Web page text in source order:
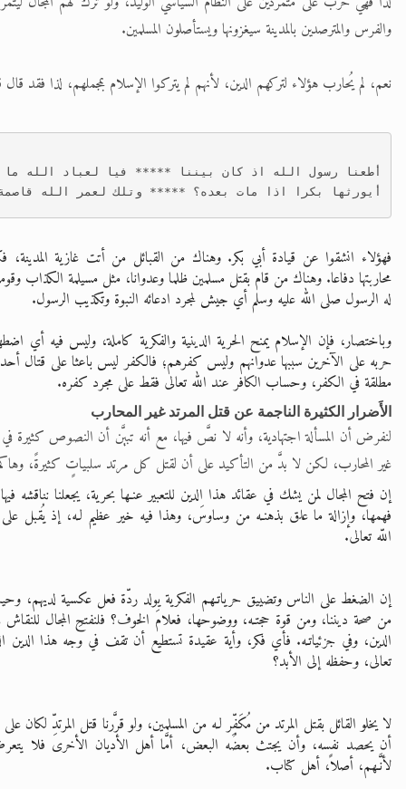
والفرس والمترصدين بالمدينة سيغزونها ويستأصلون المسلمين.
نعم، لم يُحارب هؤلاء لتركهم الدين، لأنهم لم يتركوا الإسلام بمجملهم، لذا فقد قال
أطعنا رسول الله اذ كان بيننا ***** فيا لعباد الله ما
أيورثها بكرا اذا مات بعده؟ ***** وتلك لعمر الله
فهؤلاء انشقوا عن قيادة أبي بكر. وهناك من القبائل من أتت غازية
محاربتها دفاعا. وهناك من قام بقتل مسلمين ظلما وعدوانا، مثل مسيلمة الكذاب
له الرسول صلى الله عليه وسلم أي جيش لمجرد ادعائه النبوة وتكذيب الرسول.
وباختصار، فإن الإسلام يمنح الحرية الدينية والفكرية كاملة، وليس فيه أي
حربه على الآخرين سببها عدوانهم وليس كفرهم؛ فالكفر ليس باعثا على قتال
مطلقة في الكفر، وحساب الكافر عند الله تعالى فقط على مجرد كفره.
الأَضرار الكثيرة الناجمة عن قتل المرتد غير المحارب
لنفرض أن المسألة اجتهادية، وأنه لا نصَّ فيها، مع أنه تبيَّن أن النصوص كثيرة في
غير المحارب، لكن لا بدَّ من التأكيد على أن لقتل كل مرتد سلبياتٍ كثيرةً،
إن فتح المجال لمن يشك في عقائد هذا الدين للتعبير عنـها بحرية، يجعلنا نناقشه
فهمها، وإزالة ما علق بذهنـه من وساوسَ، وهذا فيه خير عظيم لـه، إذ يُقبل على
اللّه تعالى.
إن الضغط على الناس وتضييق حرياتـهم الفكرية يولد ردّة فعل عكسية لديهم،
من صحة ديننا، ومن قوة حجتـه، ووضوحها، فعلامَ الخوف؟ فلنفتحِ المجال
الدين، وفي جزئياتـه. فأي فكر، وأية عقيدة تستطيع أن تقف في وجه هذا الدين
تعالى، وحفظه إلى الأبد؟
لا يخلو القائل بقتل المرتد من مُكَفِّر لـه من المسلمين، ولو قرَّرنا قتل المرتدِّ لكان على
أن يحصد نفسه، وأن يجتث بعضُه البعض، أمَّا أهل الأديان الأخرى فلا
لأنَّـهم، أصلاً، أهل كتاب.